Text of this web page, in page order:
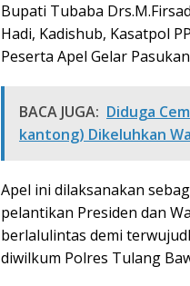
Bupati Tubaba
Hadi, Kadishub, Kasatpol
Peserta Apel Gelar
BACA JUGA: Diduga
kantong) Dikeluhkan
Apel ini dilaksanakan
pelantikan Presiden dan
berlalulintas demi
diwilkum Polres Tulang